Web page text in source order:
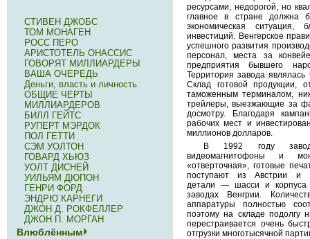
ресурсами, недорогой, но
главное в стране должна
экономическая ситуация,
инвестиций. Венгерское
успешного развития
персонал, места за
предприятия бывшего
Территория завода являлась
Склад готовой продукции,
таможенным терминалом,
трейлеры, выезжающие за
досмотру. Благодаря
рабочих мест и
миллионов долларов.
В 1992 году
видеомагнитофоны и
«отверточная», готовые
поступают из Австрии и
детали — шасси и корпуса
заводах Венгрии.
аппаратуры полностью
поэтому на складе подолгу
перестраивается очень
отгрузки многотысячной
СТИВЕН ДЖОБС
ТОМ МОНАГЕН
РОСС ПЕРО
АРИСТОТЕЛЬ ОНАССИС
ГОВОРЯТ МИЛЛИАРДЕРЫ
ВАША ОЧЕРЕДЬ
Деньги, власть и личность
ОБЩИЕ ЧЕРТЫ
МИЛЛИАРДЕРОВ
БИЛЛ ГЕЙТС
РУПЕРТ МЭРДОК
ПОЛ ГЕТТИ
СЭМ УОЛТОН
ГОВАРД ХЬЮЗ
УОЛТ ДИСНЕЙ
УИЛЬЯМ ДЮПОН
ГЕНРИ ФОРД
ЭНДРЮ КАРНЕГИ
ДЖОН Д. РОКФЕЛЛЕР
ДЖОН П. МОРГАН
Влюблённым